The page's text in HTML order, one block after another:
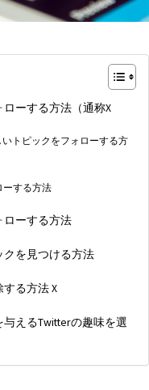
ーする方法（通称X
トピックをフォローする方
ーする方法
ローする方法
を見つける方法
る方法 X
えるTwitterの趣味を選